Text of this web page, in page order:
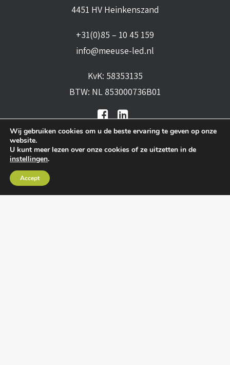
4451 HV Heinkenszand
+31(0)85 – 10 45 159
info@meeuse-led.nl
KvK: 58353135
BTW: NL 853000736B01
leveringsvoorwaarden
Wij gebruiken cookies om u de beste ervaring te geven op onze
website.
U kunt meer lezen over onze cookies of ze uitzetten in de
instellingen.
Accept